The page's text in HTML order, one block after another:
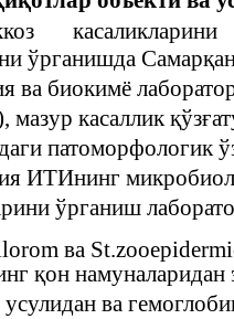
касаликларини
ўрганишда
ва биокимё
мазур касаллик
патоморфологик
ИТИнинг
ўрганиш
ва
қон намуналаридан
ва